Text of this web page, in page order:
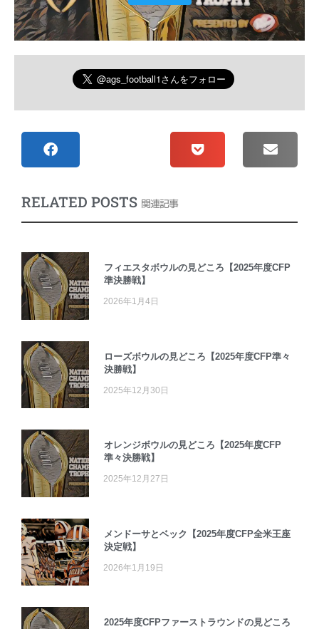
RELATED POSTS 関連記事
フィエスタボウルの見どころ【2025年度CFP
準決勝戦】
2026年1月4日
ローズボウルの見どころ【2025年度CFP準々
決勝戦】
2025年12月30日
オレンジボウルの見どころ【2025年度CFP
準々決勝戦】
2025年12月27日
メンドーサとベック【2025年度CFP全米王座
決定戦】
2026年1月19日
2025年度CFPファーストラウンドの見どころ